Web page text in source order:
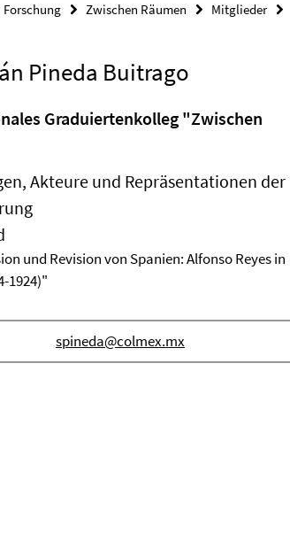
Forschung Zwischen Räumen Mitglieder
Pineda Buitrago
Graduiertenkolleg "Zwischen
Akteure und Repräsentationen der
und Revision von Spanien: Alfonso Reyes in
1924)"
spineda@colmex.mx